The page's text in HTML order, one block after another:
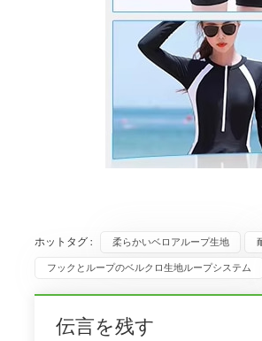
ホットタグ : 柔らかいベロアループ生地
フックとループのベルクロ生地ループシステム
伝言を残す